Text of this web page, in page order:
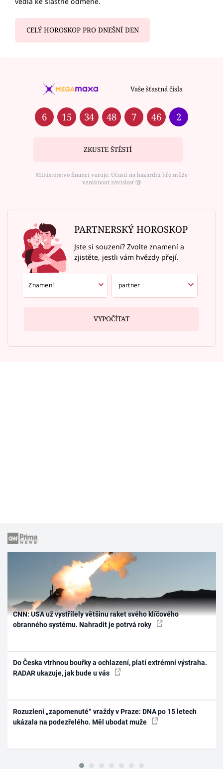
CELÝ HOROSKOP PRO DNEŠNÍ DEN
Vaše šťastná čísla
6 15 34 48 7 46 2
ZKUSTE ŠTĚSTÍ
Ministerstvo financí varuje: Účastí na hazardní hře může
vzniknout závislost ⑱
PARTNERSKÝ HOROSKOP
Jste si souzení? Zvolte znamení a
zjistěte, jestli vám hvězdy přejí.
VYPOČÍTAT
CNN: USA už vystřílely většinu raket svého klíčového
obranného systému. Nahradit je potrvá roky
Do Česka vtrhnou bouřky a ochlazení, platí extrémní výstraha.
RADAR ukazuje, jak bude u vás
Rozuzlení „zapomenuté“ vraždy v Praze: DNA po 15 letech
ukázala na podezřelého. Měl ubodat muže